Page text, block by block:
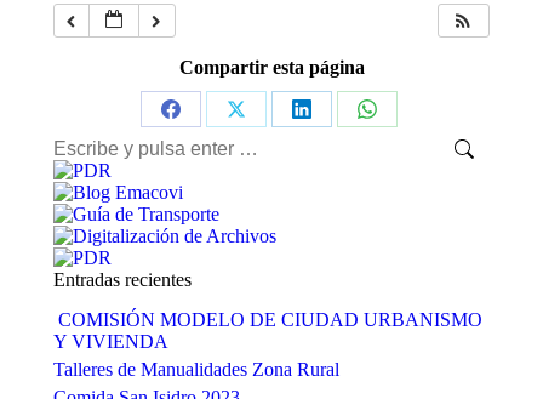
Compartir esta página
Share
on
Facebook
Share
on
Share
Share
Buscar:
Entradas recientes
COMISIÓN MODELO DE CIUDAD URBANISMO
Y VIVIENDA
Talleres de Manualidades Zona Rural